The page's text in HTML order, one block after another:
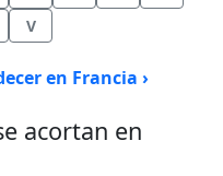
V
en Francia ›
acortan en